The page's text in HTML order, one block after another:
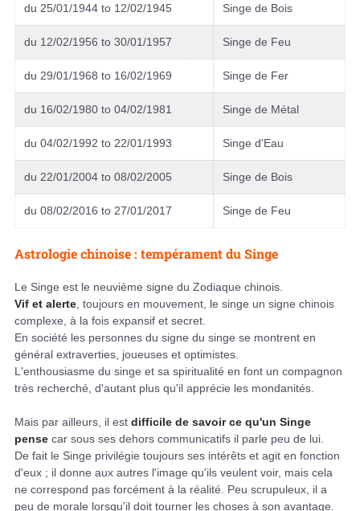
du 25/01/1944 to 12/02/1945 Singe de Bois
du 12/02/1956 to 30/01/1957 Singe de Feu
du 29/01/1968 to 16/02/1969 Singe de Fer
du 16/02/1980 to 04/02/1981 Singe de Métal
du 04/02/1992 to 22/01/1993 Singe d'Eau
du 22/01/2004 to 08/02/2005 Singe de Bois
du 08/02/2016 to 27/01/2017 Singe de Feu
Astrologie chinoise : tempérament du Singe
Le Singe est le neuvième signe du Zodiaque chinois.
Vif et alerte , toujours en mouvement, le singe un signe chinois
complexe, à la fois expansif et secret.
En société les personnes du signe du singe se montrent en
général extraverties, joueuses et optimistes.
L'enthousiasme du singe et sa spiritualité en font un compagnon
très recherché, d'autant plus qu'il apprécie les mondanités.
Mais par ailleurs, il est difficile de savoir ce qu'un Singe
pense car sous ses dehors communicatifs il parle peu de lui.
De fait le Singe privilégie toujours ses intérêts et agit en fonction
d'eux ; il donne aux autres l'image qu'ils veulent voir, mais cela
ne correspond pas forcément à la réalité. Peu scrupuleux, il a
peu de morale lorsqu'il doit tourner les choses à son avantage.